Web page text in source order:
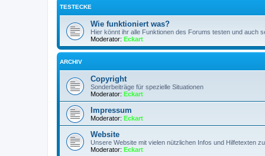
TESTECKE
Wie funktioniert was?
Hier könnt ihr alle Funktionen des Forums testen und auch
Moderator: Eckart
ARCHIV
Copyright
Sonderbeiträge für spezielle Situationen
Moderator: Eckart
Impressum
Moderator: Eckart
Website
Unsere Website mit vielen nützlichen Infos und Hilfetexten
Moderator: Eckart